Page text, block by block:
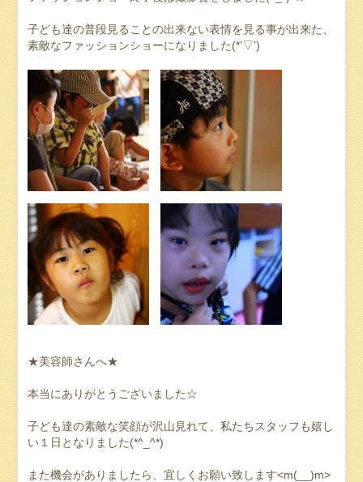
子ども達の普段見ることの出来ない表情を見る事が出来た、
素敵なファッションショーになりました(*’▽’)
★美容師さんへ★
本当にありがとうございました☆
子ども達の素敵な笑顔が沢山見れて、私たちスタッフも嬉し
い１日となりました(*^_^*)
また機会がありましたら、宜しくお願い致します<m(__)m>